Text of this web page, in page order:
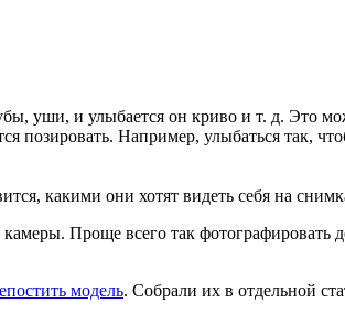
уши, и улыбается он криво и т. д. Это
позировать. Например, улыбаться так,
какими они хотят видеть себя на
Проще всего так фотографировать
модель. Собрали их в отдельной